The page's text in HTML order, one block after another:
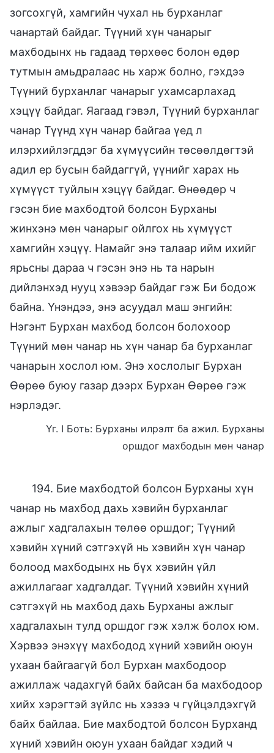
зогсохгүй, хамгийн чухал нь бурханлаг
чанартай байдаг. Түүний хүн чанарыг
махбодынх нь гадаад төрхөөс болон өдөр
тутмын амьдралаас нь харж болно, гэхдээ
Түүний бурханлаг чанарыг ухамсарлахад
хэцүү байдаг. Яагаад гэвэл, Түүний бурханлаг
чанар Түүнд хүн чанар байгаа үед л
илэрхийлэгддэг ба хүмүүсийн төсөөлдөгтэй
адил ер бусын байдаггүй, үүнийг харах нь
хүмүүст туйлын хэцүү байдаг. Өнөөдөр ч
гэсэн бие махбодтой болсон Бурханы
жинхэнэ мөн чанарыг ойлгох нь хүмүүст
хамгийн хэцүү. Намайг энэ талаар ийм ихийг
ярьсны дараа ч гэсэн энэ нь та нарын
дийлэнхэд нууц хэвээр байдаг гэж Би бодож
байна. Үнэндээ, энэ асуудал маш энгийн:
Нэгэнт Бурхан махбод болсон болохоор
Түүний мөн чанар нь хүн чанар ба бурханлаг
чанарын хослол юм. Энэ хослолыг Бурхан
Өөрөө буюу газар дээрх Бурхан Өөрөө гэж
нэрлэдэг.
Үг. I Боть: Бурханы илрэлт ба ажил. Бурханы
оршдог махбодын мөн чанар
194. Бие махбодтой болсон Бурханы хүн
чанар нь махбод дахь хэвийн бурханлаг
ажлыг хадгалахын төлөө оршдог; Түүний
хэвийн хүний сэтгэхүй нь хэвийн хүн чанар
болоод махбодынх нь бүх хэвийн үйл
ажиллагааг хадгалдаг. Түүний хэвийн хүний
сэтгэхүй нь махбод дахь Бурханы ажлыг
хадгалахын тулд оршдог гэж хэлж болох юм.
Хэрвээ энэхүү махбодод хүний хэвийн оюун
ухаан байгаагүй бол Бурхан махбодоор
ажиллаж чадахгүй байх байсан ба махбодоор
хийх хэрэгтэй зүйлс нь хэзээ ч гүйцэлдэхгүй
байх байлаа. Бие махбодтой болсон Бурханд
хүний хэвийн оюун ухаан байдаг хэдий ч